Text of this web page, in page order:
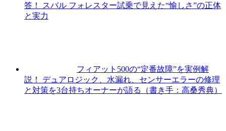
答！ スバル フォレスター試乗で見えた“愉しさ”の正体
と実力
フィアット500の“定番故障”を実例解
説！ デュアロジック、水漏れ、センサーエラーの修理
と対策を3台持ちオーナーが語る（書き手：高桑秀典）